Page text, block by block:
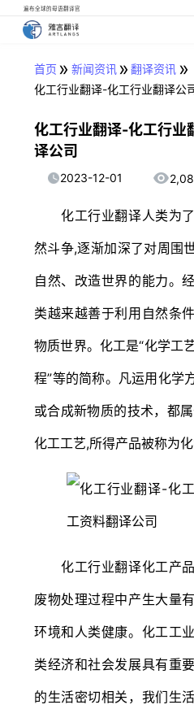
遍布全球的母语翻译官
首页 » 新闻资讯» 翻译资讯 »
化工行业翻译-化工行业翻译公
化工行业翻译-化工行业
译公司
2023-12-01
化工行业翻译人类为了
然斗争,逐渐加深了对周围
自然、改造世界的能力。
类越来越善于利用自然条
物质世界。化工是“化学工
程”等的简称。凡运用化学
或合成新物质的技术，都
化工工艺,所得产品被称为化
化工行业翻译化工产品
废物处理过程中产生大量
环境和人类健康。化工工
类经济和社会发展具有重
的生活密切相关，我们生